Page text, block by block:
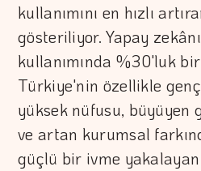
kullanımını en hızlı
gösteriliyor. Yapay
kullanımında %30'luk
Türkiye'nin özellikle
yüksek nüfusu, büyüyen
ve artan kurumsal
güçlü bir ivme